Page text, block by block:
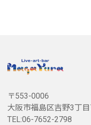
〒553-0006
大阪市福島区吉野3丁
TEL:06-7652-2798